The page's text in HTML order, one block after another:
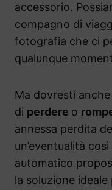
accessorio.
compagno di
fotografia che ci
qualunque
Ma dovresti
di perdere o
annessa perdita
un’eventualità
automatico
la soluzione